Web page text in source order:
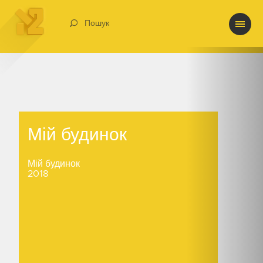
Пошук
Мій будинок
Мій будинок
2018